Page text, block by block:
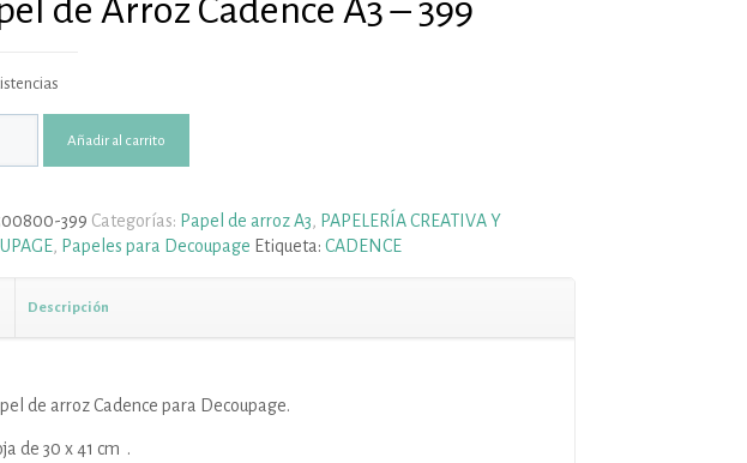
de Arroz Cadence A3 – 399
Añadir al carrito
399 Categorías: Papel de arroz A3
PAPELERÍA CREATIVA Y
, Papeles para Decoupage Etiqueta: CADENCE
Descripción
de arroz Cadence para Decoupage.
de 30 x 41 cm .